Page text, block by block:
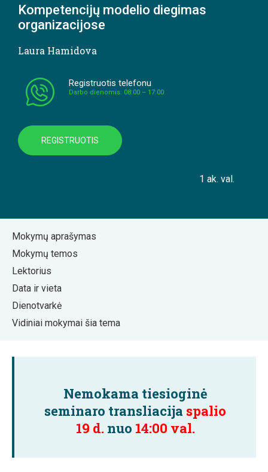
Kompetencijų modelio diegimas
organizacijose
Laura Hamidova
Registruotis telefonu
Darbo dienomis: 08:00 – 17:00
REGISTRUOTIS
1 ak. val.
Mokymų aprašymas
Mokymų temos
Lektorius
Data ir vieta
Dienotvarkė
Vidiniai mokymai šia tema
Nemokama tiesioginė
seminaro transliacija spalio
19 d.nuo 14:00 val.